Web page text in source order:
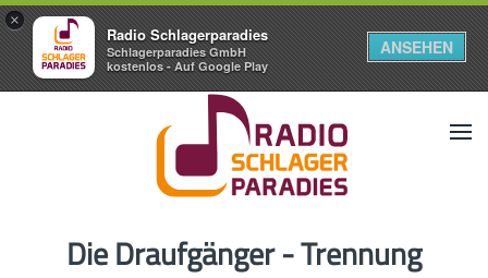
×
Radio Schlagerparadies
Schlagerparadies GmbH
kostenlos - Auf Google Play
ANSEHEN
Die Draufgänger - Trennung